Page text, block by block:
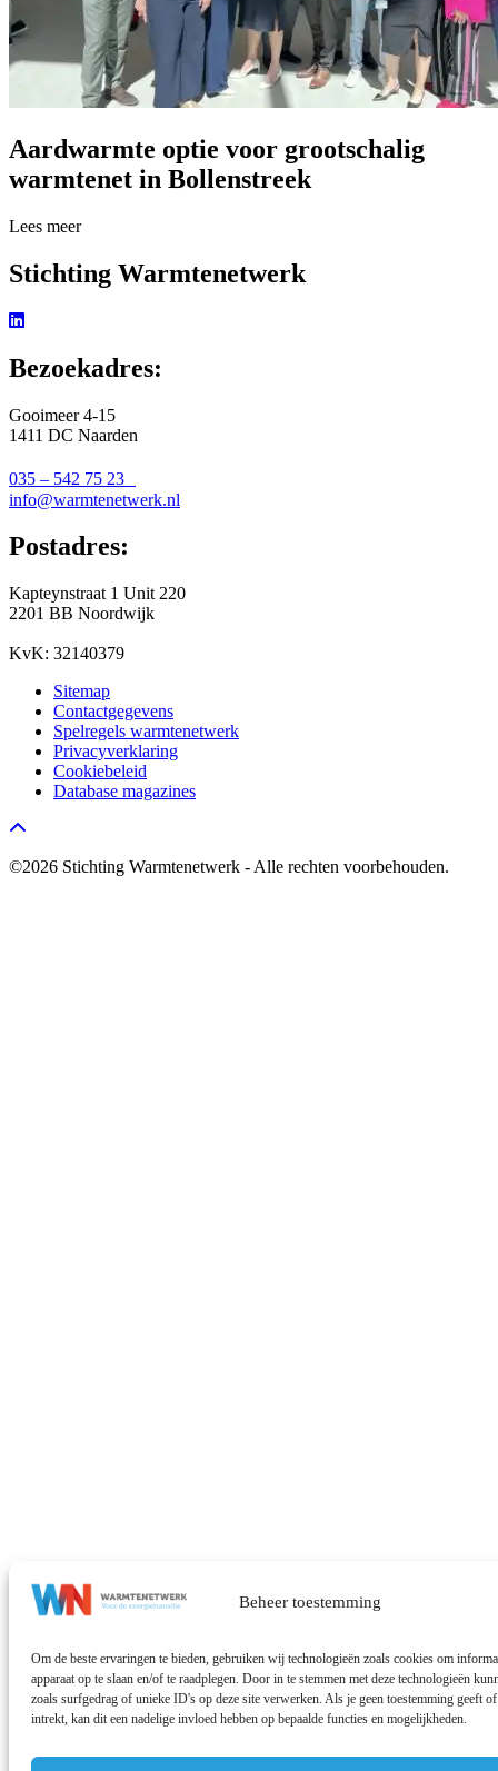
Beheer toestemming
Om de beste ervaringen te bieden, gebruiken wij technologieën zoals cookies om
apparaat op te slaan en/of te raadplegen. Door in te stemmen met deze technologieën
zoals surfgedrag of unieke ID's op deze site verwerken. Als je geen toestemming geeft
intrekt, kan dit een nadelige invloed hebben op bepaalde functies en mogelijkheden.
Aardwarmte optie voor grootschalig
warmtenet in Bollenstreek
Lees meer over Aardwarmte optie voor grootschalig warmtenet in
Lees meer
Stichting Warmtenetwerk
Bezoekadres:
Gooimeer 4-15
1411 DC Naarden
035 – 542 75 23
info@warmtenetwerk.nl
Postadres:
Kapteynstraat 1 Unit 220
2201 BB Noordwijk
KvK: 32140379
Sitemap
Contactgegevens
Spelregels warmtenetwerk
Privacyverklaring
Cookiebeleid
Database magazines
©2026 Stichting Warmtenetwerk - Alle rechten voorbehouden.